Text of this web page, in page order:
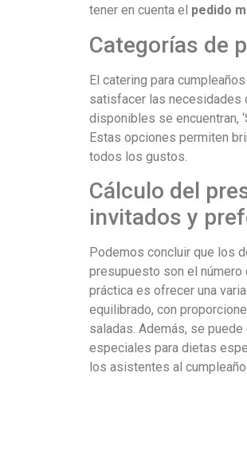
tener en cuenta el pedido
Categorías de
El catering para
satisfacer las necesidades
disponibles se encuentran,
Estas opciones permiten
todos los gustos.
Cálculo del
invitados y
Podemos concluir que los
presupuesto son el
práctica es ofrecer una
equilibrado, con
saladas. Además, se
especiales para dietas
los asistentes al